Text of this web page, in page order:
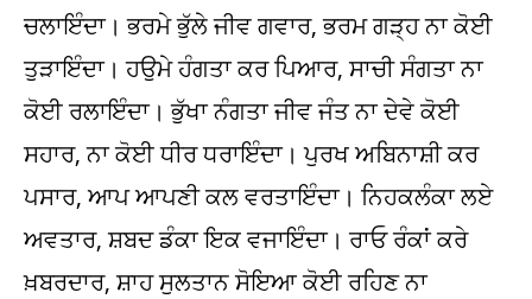
ਚਲਾਇੰਦਾ। ਭਰਮੇ ਭੁੱਲੇ ਜੀਵ ਗਵਾਰ, ਭਰਮ ਗੜ੍ਹ ਨਾ ਕੋਈ
ਤੁੜਾਇੰਦਾ। ਹਉਮੇ ਹੰਗਤਾ ਕਰ ਪਿਆਰ, ਸਾਚੀ ਸੰਗਤਾ ਨਾ
ਕੋਈ ਰਲਾਇੰਦਾ। ਭੁੱਖਾ ਨੰਗਤਾ ਜੀਵ ਜੰਤ ਨਾ ਦੇਵੇ ਕੋਈ
ਸਹਾਰ, ਨਾ ਕੋਈ ਧੀਰ ਧਰਾਇੰਦਾ। ਪੁਰਖ ਅਬਿਨਾਸ਼ੀ ਕਰ
ਪਸਾਰ, ਆਪ ਆਪਣੀ ਕਲ ਵਰਤਾਇੰਦਾ। ਨਿਹਕਲੰਕਾ ਲਏ
ਅਵਤਾਰ, ਸ਼ਬਦ ਡੰਕਾ ਇਕ ਵਜਾਇੰਦਾ। ਰਾਓ ਰੰਕਾਂ ਕਰੇ
ਖ਼ਬਰਦਾਰ, ਸ਼ਾਹ ਸੁਲਤਾਨ ਸੋਇਆ ਕੋਈ ਰਹਿਣ ਨਾ